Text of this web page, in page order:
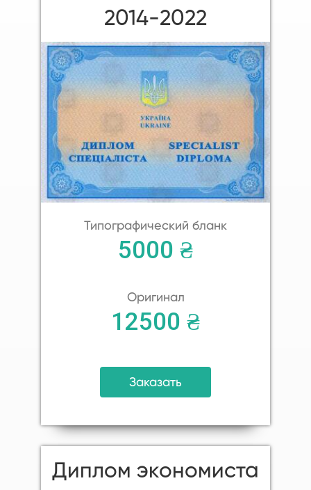
2014-2022
Типографический бланк
5000 ₴
Оригинал
12500 ₴
Заказать
Диплом экономиста